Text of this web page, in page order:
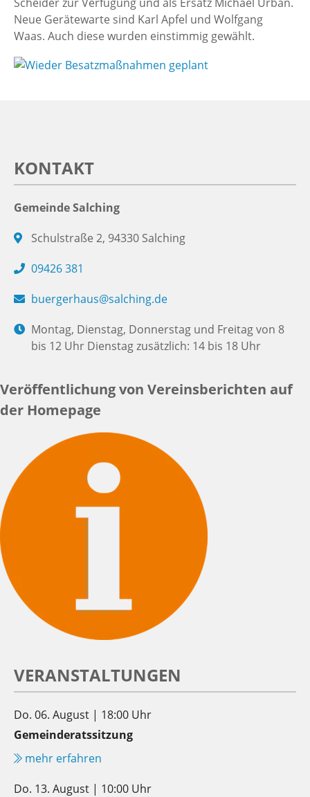
Neue Gerätewarte sind Karl Apfel und Wolfgang
Waas. Auch diese wurden einstimmig gewählt.
KONTAKT
Gemeinde Salching
Schulstraße 2, 94330 Salching
09426 381
buergerhaus@salching.de
Montag, Dienstag, Donnerstag und Freitag von 8
bis 12 Uhr Dienstag zusätzlich: 14 bis 18 Uhr
Veröffentlichung von Vereinsberichten auf
der Homepage
VERANSTALTUNGEN
Do. 06. August | 18:00 Uhr
Gemeinderatssitzung
mehr erfahren
Do. 13. August | 10:00 Uhr